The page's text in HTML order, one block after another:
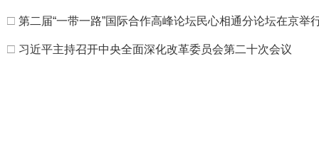
□ 第二届“一带一路”国际合作高峰论坛民心相通分论坛在京举
□ 习近平主持召开中央全面深化改革委员会第二十次会议